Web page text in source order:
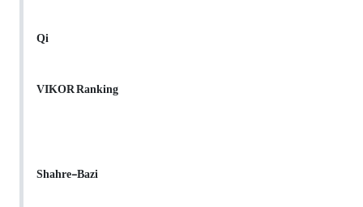
Qi
VIKOR Ranking
Shahre-Bazi